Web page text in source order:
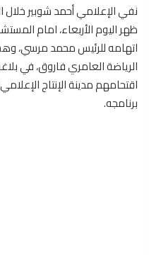
نفي الإعلامي أحمد شوبير خلال
ظهر اليوم الأربعاء، امام
اتهامه للرئيس محمد مرسي،
الرياضة العامري فاروق، في
برنامجه.